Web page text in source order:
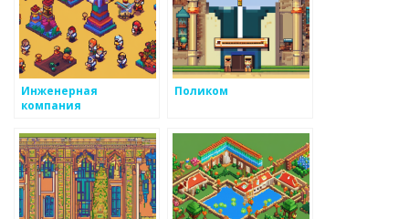
Инженерная
компания
Поликом